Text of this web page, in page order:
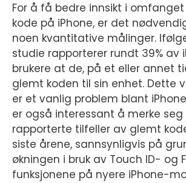
For å få bedre innsikt i
kode på iPhone, er det
noen kvantitative målinger.
studie rapporterer rundt 39% av
brukere at de, på et eller annet
glemt koden til sin enhet. Dette
er et vanlig problem blant
er også interessant å merke
rapporterte tilfeller av glemt
siste årene, sannsynligvis på
økningen i bruk av Touch ID- og
funksjonene på nyere iPhone-